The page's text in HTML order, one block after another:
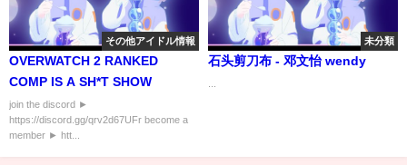
その他アイドル情報
OVERWATCH 2 RANKED
COMP IS A SH*T SHOW
join the discord ►
https://discord.gg/qrv2d67UFr become a
member ► htt...
未分類
石头剪刀布 - 邓文怡 wendy